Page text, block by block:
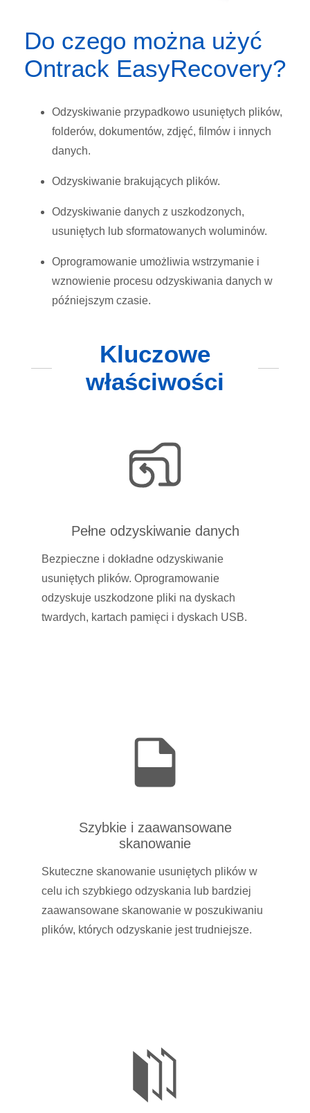
Do czego można użyć
Ontrack EasyRecovery?
Odzyskiwanie przypadkowo usuniętych plików,
folderów, dokumentów, zdjęć, filmów i innych
danych.
Odzyskiwanie brakujących plików.
Odzyskiwanie danych z uszkodzonych,
usuniętych lub sformatowanych woluminów.
Oprogramowanie umożliwia wstrzymanie i
wznowienie procesu odzyskiwania danych w
późniejszym czasie.
Kluczowe
właściwości
Pełne odzyskiwanie danych
Bezpieczne i dokładne odzyskiwanie
usuniętych plików. Oprogramowanie
odzyskuje uszkodzone pliki na dyskach
twardych, kartach pamięci i dyskach USB.
Szybkie i zaawansowane
skanowanie
Skuteczne skanowanie usuniętych plików w
celu ich szybkiego odzyskania lub bardziej
zaawansowane skanowanie w poszukiwaniu
plików, których odzyskanie jest trudniejsze.